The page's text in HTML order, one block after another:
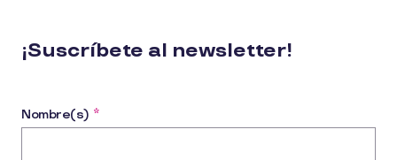
¡Suscríbete al newsletter!
Nombre(s) *